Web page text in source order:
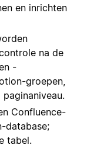
en inrichten
na de
-
groepen,
Confluence-
database;
tabel.